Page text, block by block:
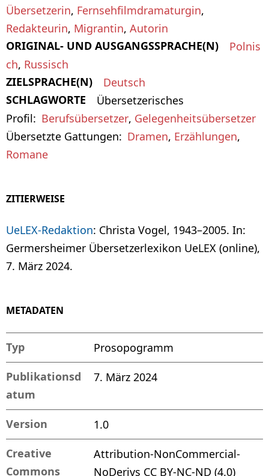
Übersetzerin, Fernsehfilmdramaturgin,
Redakteurin, Migrantin, Autorin
ORIGINAL- UND AUSGANGSSPRACHE(N)
Polnis
ch, Russisch
ZIELSPRACHE(N) Deutsch
SCHLAGWORTE
Übersetzerisches
Profil
Berufsübersetzer, Gelegenheitsübersetzer
Übersetzte Gattungen
Dramen, Erzählungen,
Romane
ZITIERWEISE
UeLEX-Redaktion: Christa Vogel, 1943–2005. In:
Germersheimer Übersetzerlexikon UeLEX (online),
7. März 2024.
METADATEN
Typ Prosopogramm
Publikationsd
atum
7. März 2024
Version 1.0
Creative
Commons
Attribution-NonCommercial-
NoDerivs CC BY-NC-ND (4.0)